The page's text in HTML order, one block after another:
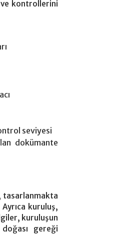
ve kontrollerini
seviyesi
dokümante
tasarlanmakta
kuruluş,
kuruluşun
gereği